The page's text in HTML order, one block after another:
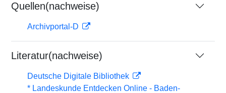
Quellen(nachweise)
Archivportal-D
Literatur(nachweise)
Deutsche Digitale Bibliothek
* Landeskunde Entdecken Online - Baden-